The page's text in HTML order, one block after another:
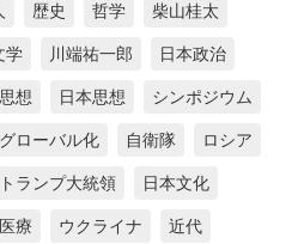
歴史 哲学 柴山桂太
学 川端祐一郎 日本政治
想 日本思想 シンポジウム
グローバル化 自衛隊 ロシア
トランプ大統領 日本文化
医療 ウクライナ 近代